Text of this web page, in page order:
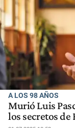
A LOS 98 AÑOS
Murió Luis
los secretos de